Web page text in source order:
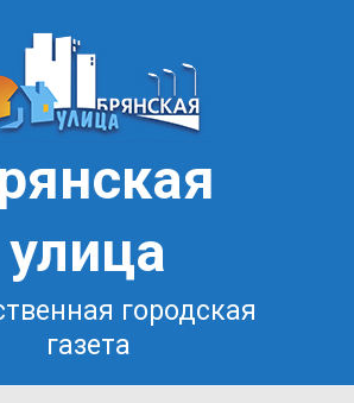
улица
городская
газета